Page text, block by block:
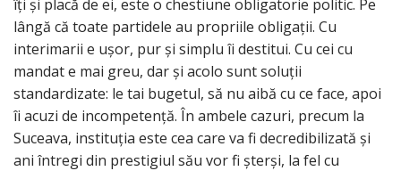
îți și placă de ei, este o chestiune obligatorie politic. Pe
lângă că toate partidele au propriile obligații. Cu
interimarii e ușor, pur și simplu îi destitui. Cu cei cu
mandat e mai greu, dar și acolo sunt soluții
standardizate: le tai bugetul, să nu aibă cu ce face, apoi
îi acuzi de incompetență. În ambele cazuri, precum la
Suceava, instituția este cea care va fi decredibilizată și
ani întregi din prestigiul său vor fi șterși, la fel cu